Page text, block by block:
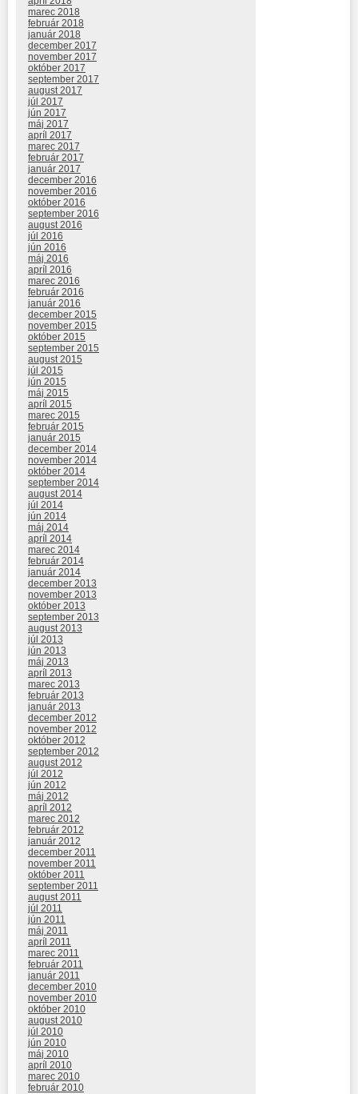
marec 2018
február 2018
január 2018
december 2017
november 2017
október 2017
september 2017
august 2017
júl 2017
jún 2017
máj 2017
apríl 2017
marec 2017
február 2017
január 2017
december 2016
november 2016
október 2016
september 2016
august 2016
júl 2016
jún 2016
máj 2016
apríl 2016
marec 2016
február 2016
január 2016
december 2015
november 2015
október 2015
september 2015
august 2015
júl 2015
jún 2015
máj 2015
apríl 2015
marec 2015
február 2015
január 2015
december 2014
november 2014
október 2014
september 2014
august 2014
júl 2014
jún 2014
máj 2014
apríl 2014
marec 2014
február 2014
január 2014
december 2013
november 2013
október 2013
september 2013
august 2013
júl 2013
jún 2013
máj 2013
apríl 2013
marec 2013
február 2013
január 2013
december 2012
november 2012
október 2012
september 2012
august 2012
júl 2012
jún 2012
máj 2012
apríl 2012
marec 2012
február 2012
január 2012
december 2011
november 2011
október 2011
september 2011
august 2011
júl 2011
jún 2011
máj 2011
apríl 2011
marec 2011
február 2011
január 2011
december 2010
november 2010
október 2010
august 2010
júl 2010
jún 2010
máj 2010
apríl 2010
marec 2010
február 2010